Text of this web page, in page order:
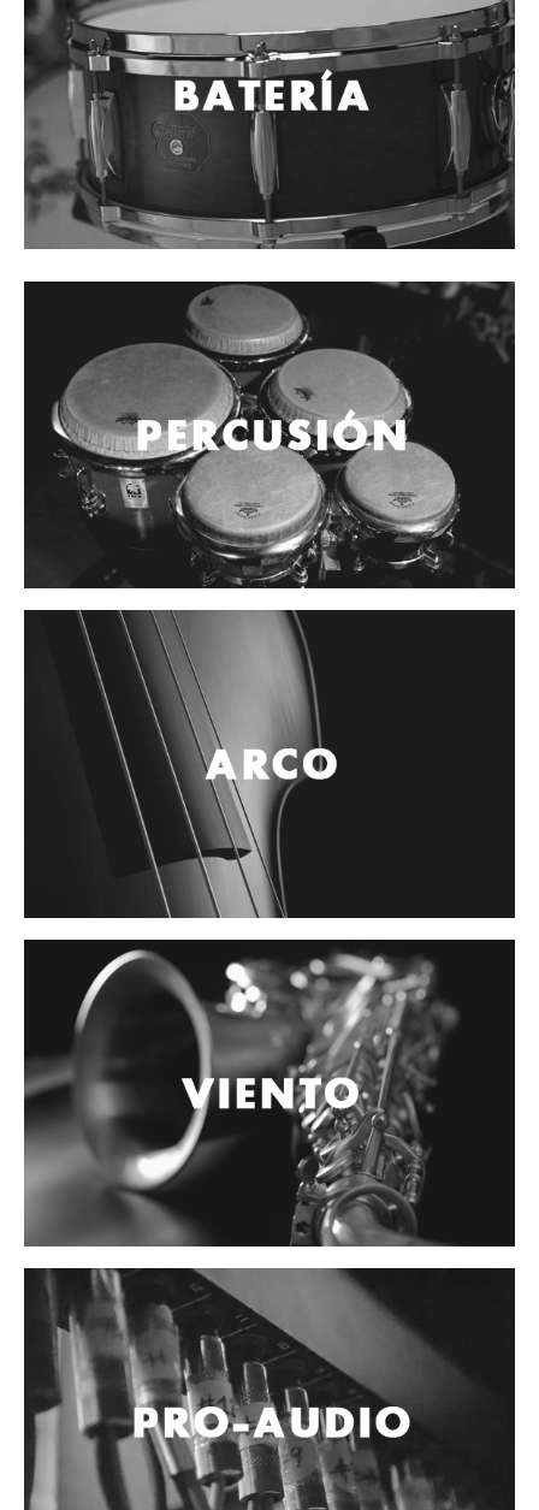
Cables
Audio Profesional
Columnas pasivas
Columnas activas
Amplificadores
Consolas mezcladoras
Procesadores y efectos
Interfaz para grabación
Audífonos y monitoreo personal
Estantes y soportes
Instalaciones y publicidad
Accesorios
Controladores
Tornamesa
Mezcladora
Interfaz
Luces y Escenario
Strobos
Maquinas de humo y escenario
Accesorios
Cables y Conectores
Instrumento
Sonido
Parlante
Video y USB
Espigas y conectores
Accesorios
Otros Instrumentos de Cuerdas
Ukulele